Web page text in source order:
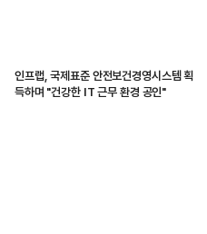
인프랩, 국제표준 안전보건경영시스템 획
득하며 "건강한 IT 근무 환경 공인"